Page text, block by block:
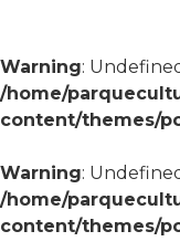
Warning:
/home/
content/themes/
Warning:
/home/
content/themes/